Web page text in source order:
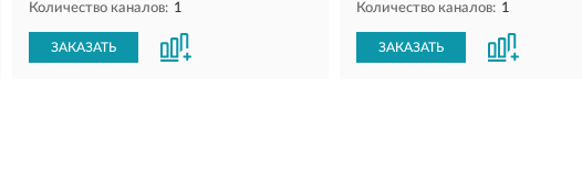
Количество каналов: 1
ЗАКАЗАТЬ
Количество каналов: 1
ЗАКАЗАТЬ